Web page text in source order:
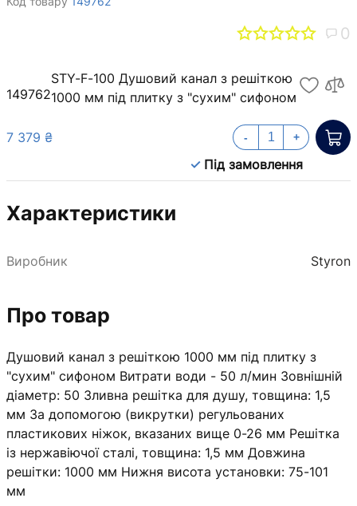
0
149762
STY-F-100 Душовий канал з решіткою
1000 мм під плитку з "сухим" сифоном
7 379 ₴
Під замовлення
- +
Характеристики
Виробник Styron
Про товар
Душовий канал з решіткою 1000 мм під плитку з
"сухим" сифоном Витрати води - 50 л/мин Зовнішній
діаметр: 50 Зливна решітка для душу, товщина: 1,5
мм За допомогою (викрутки) регульованих
пластикових ніжок, вказаних вище 0-26 мм Решітка
із нержавіючої сталі, товщина: 1,5 мм Довжина
решітки: 1000 мм Нижня висота установки: 75-101
мм